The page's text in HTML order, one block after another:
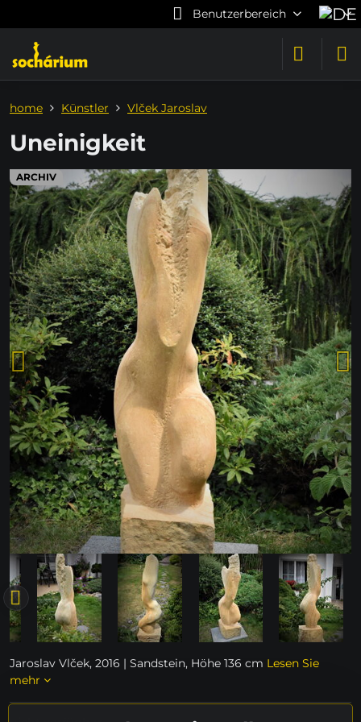
Benutzerbereich
ARCHIV
home Künstler Vlček Jaroslav
Uneinigkeit
Jaroslav Vlček, 2016 | Sandstein, Höhe 136 cm Lesen Sie
mehr